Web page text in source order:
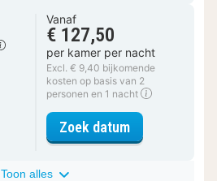
Vanaf
€ 127,50
per kamer per nacht
Excl. € 9,40 bijkomende
kosten op basis van 2
personen en 1 nacht
Zoek datumvoor
Toon alles